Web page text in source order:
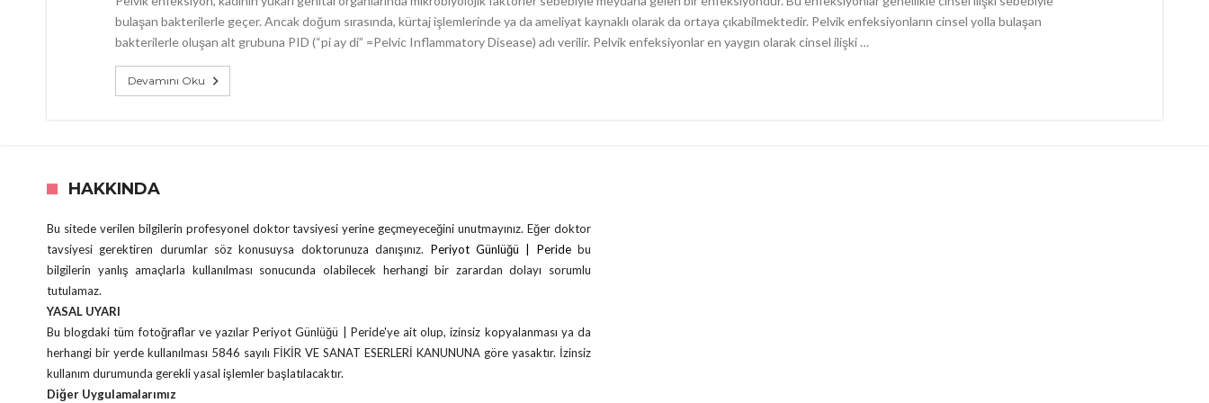
bulaşan bakterilerle geçer. Ancak doğum sırasında, kürtaj işlemlerinde ya da ameliyat kaynaklı olarak da ortaya çıkabilmektedir. Pelvik enfeksiyonların cinsel yolla bulaşan
bakterilerle oluşan alt grubuna PID (“pi ay di” =Pelvic Inflammatory Disease) adı verilir. Pelvik enfeksiyonlar en yaygın olarak cinsel ilişki …
Devamını Oku
HAKKINDA
Bu sitede verilen bilgilerin profesyonel doktor tavsiyesi yerine geçmeyeceğini unutmayınız. Eğer doktor
tavsiyesi gerektiren durumlar söz konusuysa doktorunuza danışınız. Periyot Günlüğü | Peridebu
bilgilerin yanlış amaçlarla kullanılması sonucunda olabilecek herhangi bir zarardan dolayı sorumlu
tutulamaz.
YASAL UYARI
Bu blogdaki tüm fotoğraflar ve yazılar Periyot Günlüğü | Peride'ye ait olup, izinsiz kopyalanması ya da
herhangi bir yerde kullanılması 5846 sayılı FİKİR VE SANAT ESERLERİ KANUNUNA göre yasaktır. İzinsiz
kullanım durumunda gerekli yasal işlemler başlatılacaktır.
Diğer Uygulamalarımız